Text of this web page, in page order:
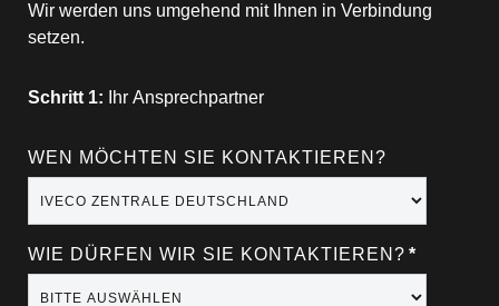
Wir werden uns umgehend mit Ihnen in Verbindung
setzen.
Schritt 1: Ihr Ansprechpartner
WEN MÖCHTEN SIE KONTAKTIEREN?
WIE DÜRFEN WIR SIE KONTAKTIEREN? *